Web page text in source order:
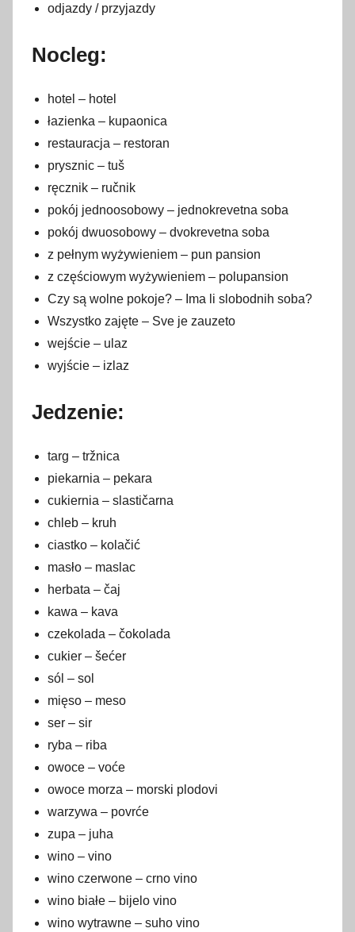
odjazdy / przyjazdy
Nocleg:
hotel – hotel
łazienka – kupaonica
restauracja – restoran
prysznic – tuš
ręcznik – ručnik
pokój jednoosobowy – jednokrevetna soba
pokój dwuosobowy – dvokrevetna soba
z pełnym wyżywieniem – pun pansion
z częściowym wyżywieniem – polupansion
Czy są wolne pokoje? – Ima li slobodnih soba?
Wszystko zajęte – Sve je zauzeto
wejście – ulaz
wyjście – izlaz
Jedzenie:
targ – tržnica
piekarnia – pekara
cukiernia – slastičarna
chleb – kruh
ciastko – kolačić
masło – maslac
herbata – čaj
kawa – kava
czekolada – čokolada
cukier – šećer
sól – sol
mięso – meso
ser – sir
ryba – riba
owoce – voće
owoce morza – morski plodovi
warzywa – povrće
zupa – juha
wino – vino
wino czerwone – crno vino
wino białe – bijelo vino
wino wytrawne – suho vino